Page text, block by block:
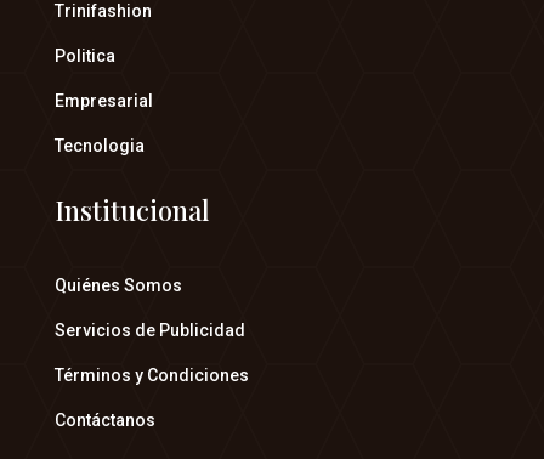
Trinifashion
Politica
Empresarial
Tecnologia
Institucional
Quiénes Somos
Servicios de Publicidad
Términos y Condiciones
Contáctanos